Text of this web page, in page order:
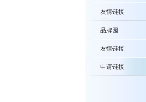
友情链接
品牌园
友情链接
申请链接